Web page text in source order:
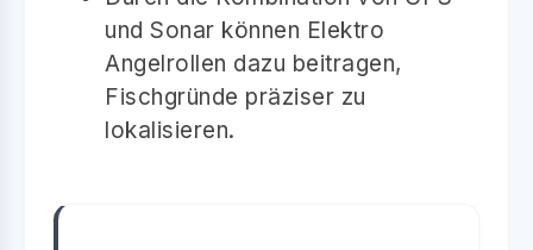
und Sonar können Elektro
Angelrollen dazu beitragen,
Fischgründe präziser zu
lokalisieren.